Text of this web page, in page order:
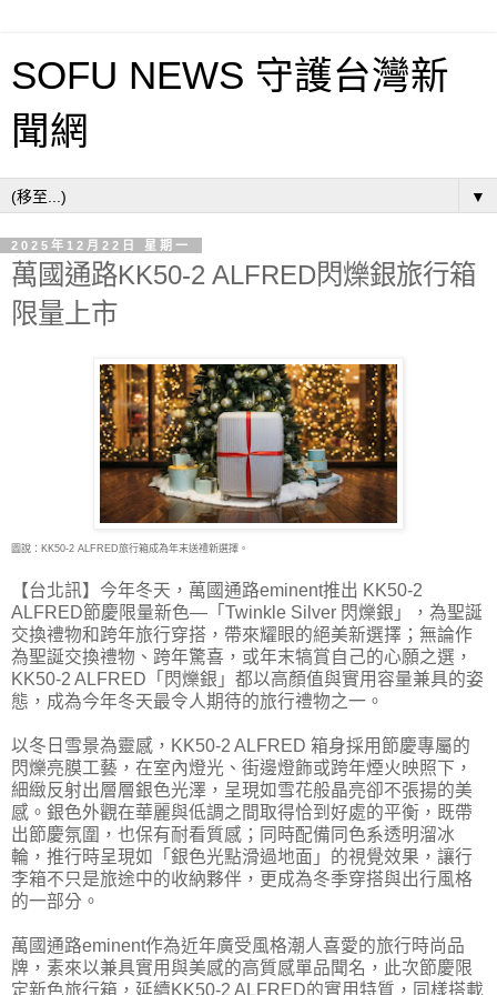
SOFU NEWS 守護台灣新
聞網
▼
2025年12月22日 星期一
萬國通路KK50-2 ALFRED閃爍銀旅行箱
限量上市
圖說：KK50-2 ALFRED旅行箱成為年末送禮新選擇。
【台北訊】今年冬天，萬國通路eminent推出 KK50-2
ALFRED節慶限量新色—「Twinkle Silver 閃爍銀」，為聖誕
交換禮物和跨年旅行穿搭，帶來耀眼的絕美新選擇；無論作
為聖誕交換禮物、跨年驚喜，或年末犒賞自己的心願之選，
KK50-2 ALFRED「閃爍銀」都以高顏值與實用容量兼具的姿
態，成為今年冬天最令人期待的旅行禮物之一。
以冬日雪景為靈感，KK50-2 ALFRED 箱身採用節慶專屬的
閃爍亮膜工藝，在室內燈光、街邊燈飾或跨年煙火映照下，
細緻反射出層層銀色光澤，呈現如雪花般晶亮卻不張揚的美
感。銀色外觀在華麗與低調之間取得恰到好處的平衡，既帶
出節慶氛圍，也保有耐看質感；同時配備同色系透明溜冰
輪，推行時呈現如「銀色光點滑過地面」的視覺效果，讓行
李箱不只是旅途中的收納夥伴，更成為冬季穿搭與出行風格
的一部分。
萬國通路eminent作為近年廣受風格潮人喜愛的旅行時尚品
牌，素來以兼具實用與美感的高質感單品聞名，此次節慶限
定新色旅行箱，延續KK50-2 ALFRED的實用特質，同樣搭載